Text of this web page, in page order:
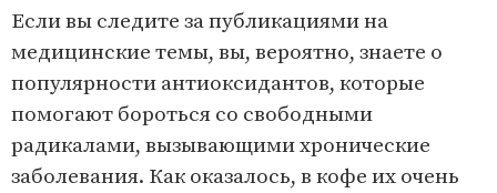
Если вы следите за публикациями на
медицинские темы, вы, вероятно, знаете о
популярности антиоксидантов, которые
помогают бороться со свободными
радикалами, вызывающими хронические
заболевания. Как оказалось, в кофе их очень